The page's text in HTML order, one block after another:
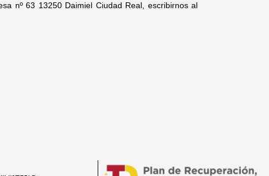
nº 63 13250 Daimiel Ciudad Real, escribirnos al